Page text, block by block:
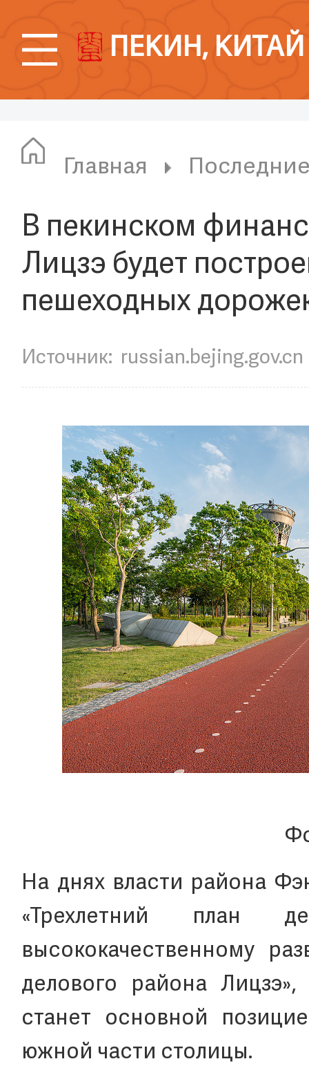
ПЕКИН, КИТАЙ
Главная
В пекинском
Лицзэ будет
пешеходных
Источник: russian.bejing.gov.cn
На днях власти района
«Трехлетний план
высококачественному
делового района
станет основной
южной части столицы.